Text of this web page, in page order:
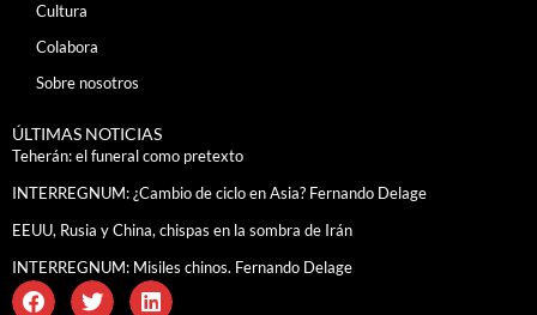
Cultura
Colabora
Sobre nosotros
ÚLTIMAS NOTICIAS
Teherán: el funeral como pretexto
INTERREGNUM: ¿Cambio de ciclo en Asia? Fernando Delage
EEUU, Rusia y China, chispas en la sombra de Irán
INTERREGNUM: Misiles chinos. Fernando Delage